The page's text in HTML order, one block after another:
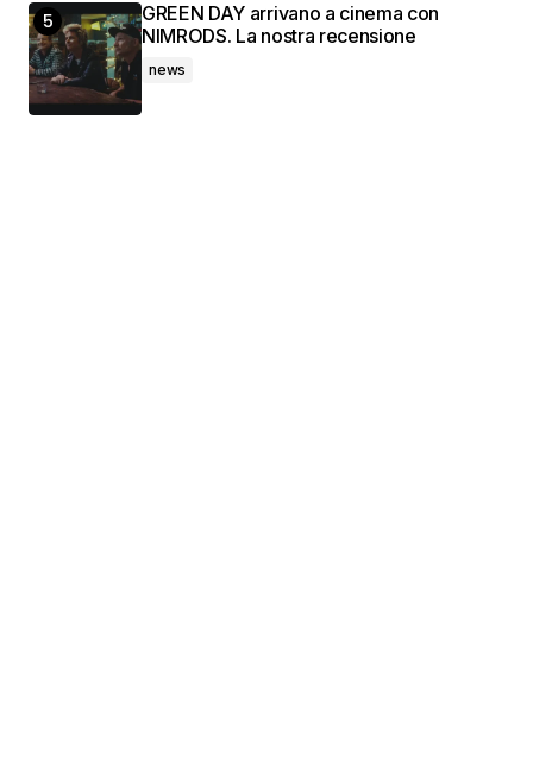
GREEN DAY arrivano a cinema con
NIMRODS. La nostra recensione
news